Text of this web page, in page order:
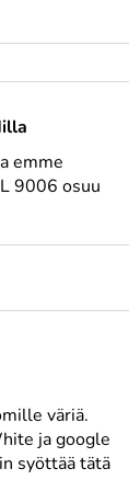
emme
9006 osuu
väriä.
ja google
syöttää tätä